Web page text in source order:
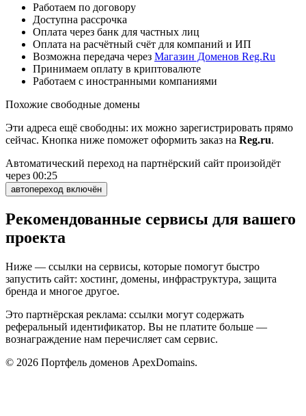
Работаем по договору
Доступна рассрочка
Оплата через банк для частных лиц
Оплата на расчётный счёт для компаний и ИП
Возможна передача через Магазин Доменов Reg.Ru
Принимаем оплату в криптовалюте
Работаем с иностранными компаниями
Похожие свободные домены
Эти адреса ещё свободны: их можно зарегистрировать прямо
сейчас. Кнопка ниже поможет оформить заказ на Reg.ru.
Автоматический переход на партнёрский сайт произойдёт
через 00:25
автопереход включён
Рекомендованные сервисы для вашего
проекта
Ниже — ссылки на сервисы, которые помогут быстро
запустить сайт: хостинг, домены, инфраструктура, защита
бренда и многое другое.
Это партнёрская реклама: ссылки могут содержать
реферальный идентификатор. Вы не платите больше —
вознаграждение нам перечисляет сам сервис.
© 2026 Портфель доменов ApexDomains.